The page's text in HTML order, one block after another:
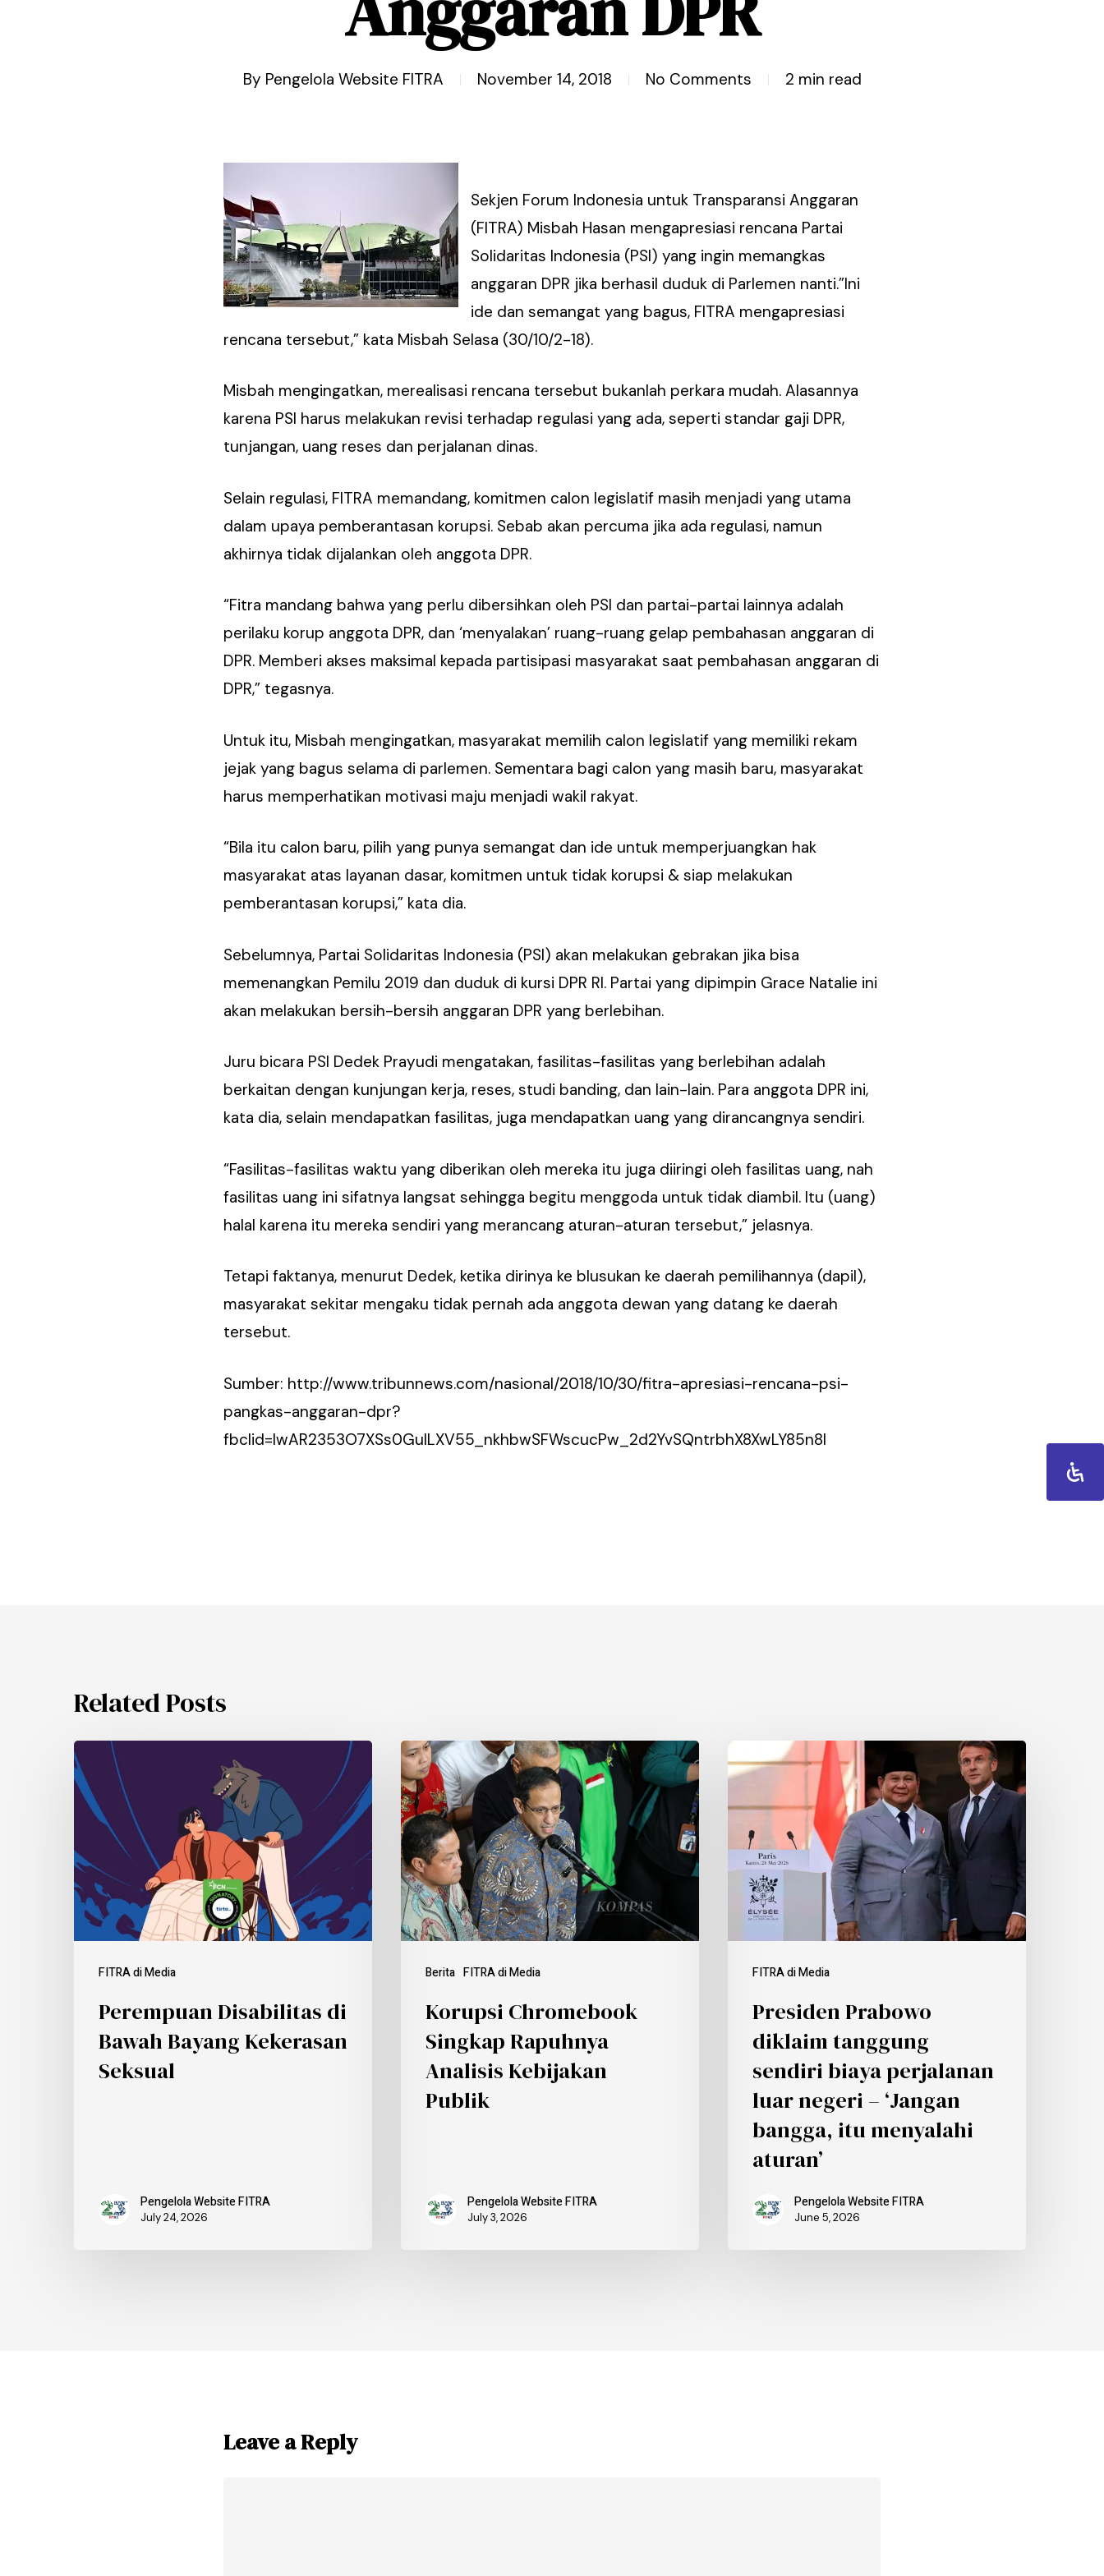
By Pengelola Website FITRA November 14, 2018 No Comments 2 min read
Sekjen Forum Indonesia untuk Transparansi Anggaran
(FITRA) Misbah Hasan mengapresiasi rencana Partai
Solidaritas Indonesia (PSI) yang ingin memangkas
anggaran DPR jika berhasil duduk di Parlemen nanti.”Ini
ide dan semangat yang bagus, FITRA mengapresiasi
rencana tersebut,” kata Misbah Selasa (30/10/2-18).
Misbah mengingatkan, merealisasi rencana tersebut bukanlah perkara mudah. Alasannya
karena PSI harus melakukan revisi terhadap regulasi yang ada, seperti standar gaji DPR,
tunjangan, uang reses dan perjalanan dinas.
Selain regulasi, FITRA memandang, komitmen calon legislatif masih menjadi yang utama
dalam upaya pemberantasan korupsi. Sebab akan percuma jika ada regulasi, namun
akhirnya tidak dijalankan oleh anggota DPR.
“Fitra mandang bahwa yang perlu dibersihkan oleh PSI dan partai-partai lainnya adalah
perilaku korup anggota DPR, dan ‘menyalakan’ ruang-ruang gelap pembahasan anggaran di
DPR. Memberi akses maksimal kepada partisipasi masyarakat saat pembahasan anggaran di
DPR,” tegasnya.
Untuk itu, Misbah mengingatkan, masyarakat memilih calon legislatif yang memiliki rekam
jejak yang bagus selama di parlemen. Sementara bagi calon yang masih baru, masyarakat
harus memperhatikan motivasi maju menjadi wakil rakyat.
“Bila itu calon baru, pilih yang punya semangat dan ide untuk memperjuangkan hak
masyarakat atas layanan dasar, komitmen untuk tidak korupsi & siap melakukan
pemberantasan korupsi,” kata dia.
Sebelumnya, Partai Solidaritas Indonesia (PSI) akan melakukan gebrakan jika bisa
memenangkan Pemilu 2019 dan duduk di kursi DPR RI. Partai yang dipimpin Grace Natalie ini
akan melakukan bersih-bersih anggaran DPR yang berlebihan.
Juru bicara PSI Dedek Prayudi mengatakan, fasilitas-fasilitas yang berlebihan adalah
berkaitan dengan kunjungan kerja, reses, studi banding, dan lain-lain. Para anggota DPR ini,
kata dia, selain mendapatkan fasilitas, juga mendapatkan uang yang dirancangnya sendiri.
“Fasilitas-fasilitas waktu yang diberikan oleh mereka itu juga diiringi oleh fasilitas uang, nah
fasilitas uang ini sifatnya langsat sehingga begitu menggoda untuk tidak diambil. Itu (uang)
halal karena itu mereka sendiri yang merancang aturan-aturan tersebut,” jelasnya.
Tetapi faktanya, menurut Dedek, ketika dirinya ke blusukan ke daerah pemilihannya (dapil),
masyarakat sekitar mengaku tidak pernah ada anggota dewan yang datang ke daerah
tersebut.
Sumber: http://www.tribunnews.com/nasional/2018/10/30/fitra-apresiasi-rencana-psi-
pangkas-anggaran-dpr?
fbclid=IwAR2353O7XSs0GulLXV55_nkhbwSFWscucPw_2d2YvSQntrbhX8XwLY85n8I
Related Posts
FITRA di Media
Perempuan Disabilitas di
Bawah Bayang Kekerasan
Seksual
Pengelola Website FITRA
July 24, 2026
Berita FITRA di Media
Korupsi Chromebook
Singkap Rapuhnya
Analisis Kebijakan
Publik
Pengelola Website FITRA
July 3, 2026
FITRA di Media
Presiden Prabowo
diklaim tanggung
sendiri biaya perjalanan
luar negeri – ‘Jangan
bangga, itu menyalahi
aturan’
Pengelola Website FITRA
June 5, 2026
Leave a Reply